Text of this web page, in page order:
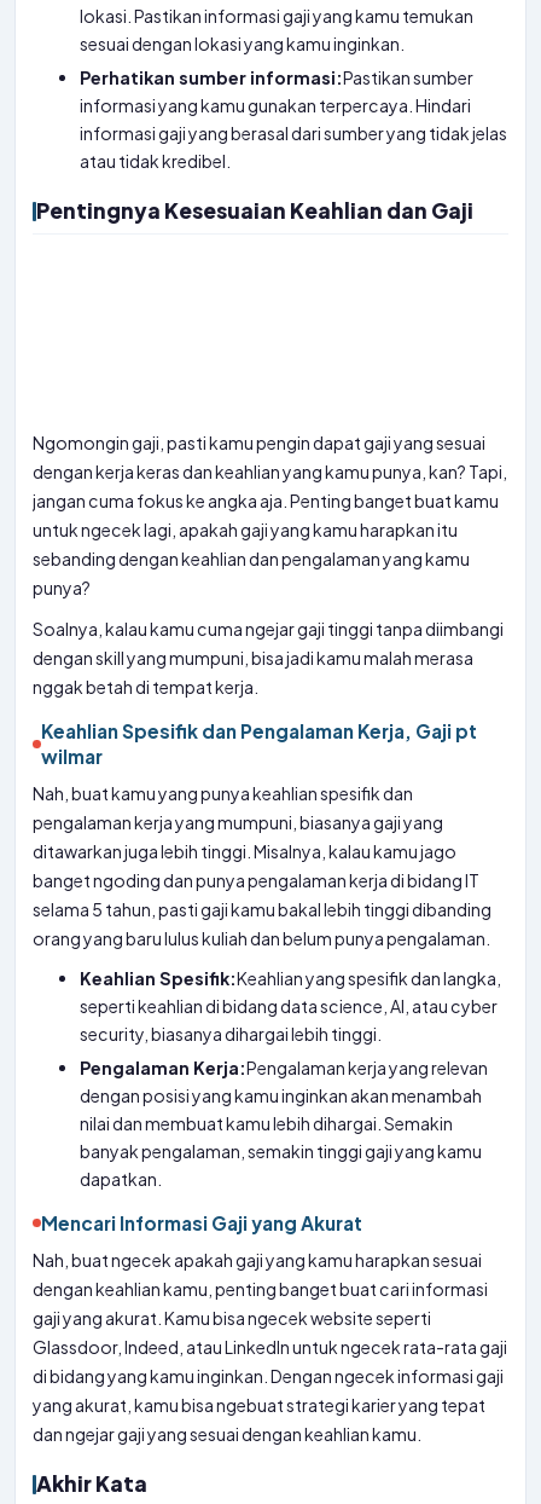
lokasi. Pastikan informasi gaji yang kamu temukan
sesuai dengan lokasi yang kamu inginkan.
Perhatikan sumber informasi:Pastikan sumber
informasi yang kamu gunakan terpercaya. Hindari
informasi gaji yang berasal dari sumber yang tidak jelas
atau tidak kredibel.
Pentingnya Kesesuaian Keahlian dan Gaji
untuk ngecek lagi, apakah gaji yang kamu harapkan itu
sebanding dengan keahlian dan pengalaman yang kamu
punya?
Soalnya, kalau kamu cuma ngejar gaji tinggi tanpa diimbangi
dengan skill yang mumpuni, bisa jadi kamu malah merasa
nggak betah di tempat kerja.
Keahlian Spesifik dan Pengalaman Kerja, Gaji pt
wilmar
pengalaman kerja yang mumpuni, biasanya gaji yang
ditawarkan juga lebih tinggi. Misalnya, kalau kamu jago
banget ngoding dan punya pengalaman kerja di bidang IT
selama 5 tahun, pasti gaji kamu bakal lebih tinggi dibanding
orang yang baru lulus kuliah dan belum punya pengalaman.
Keahlian Spesifik:
Keahlian yang spesifik dan langka,
seperti keahlian di bidang data science, AI, atau cyber
security, biasanya dihargai lebih tinggi.
Pengalaman Kerja:Pengalaman kerja yang relevan
dengan posisi yang kamu inginkan akan menambah
nilai dan membuat kamu lebih dihargai. Semakin
banyak pengalaman, semakin tinggi gaji yang kamu
dapatkan.
Mencari Informasi Gaji yang Akurat
Nah, buat ngecek apakah gaji yang kamu harapkan sesuai
gaji yang akurat. Kamu bisa ngecek website seperti
Glassdoor, Indeed, atau LinkedIn untuk ngecek rata-rata gaji
di bidang yang kamu inginkan. Dengan ngecek informasi gaji
yang akurat, kamu bisa ngebuat strategi karier yang tepat
dan ngejar gaji yang sesuai dengan keahlian kamu.
Akhir Kata
menentukan strategi karier yang tepat. Namun, ingatlah